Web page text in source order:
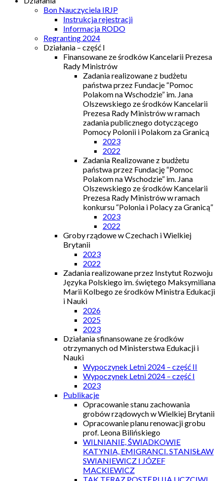
Bon Nauczyciela IRJP
Instrukcja rejestracji
Informacja RODO
Regranting 2024
Działania – część I
Finansowane ze środków Kancelarii Prezesa
Rady Ministrów
Zadania realizowane z budżetu
państwa przez Fundacje “Pomoc
Polakom na Wschodzie” im. Jana
Olszewskiego ze środków Kancelarii
Prezesa Rady Ministrów w ramach
zadania publicznego dotyczącego
Pomocy Polonii i Polakom za Granicą
2023
2022
Zadania Realizowane z budżetu
państwa przez Fundację “Pomoc
Polakom na Wschodzie” im. Jana
Olszewskiego ze środków Kancelarii
Prezesa Rady Ministrów w ramach
konkursu “Polonia i Polacy za Granicą”
2023
2022
Groby rządowe w Czechach i Wielkiej
Brytanii
2023
2022
Zadania realizowane przez Instytut Rozwoju
Języka Polskiego im. świętego Maksymiliana
Marii Kolbego ze środków Ministra Edukacji
i Nauki
2026
2025
2023
Działania sfinansowane ze środków
otrzymanych od Ministerstwa Edukacji i
Nauki
Wypoczynek Letni 2024 – część II
Wypoczynek Letni 2024 – część I
2023
Publikacje
Opracowanie stanu zachowania
grobów rządowych w Wielkiej Brytanii
Opracowanie planu renowacji grobu
prof. Leona Bilińskiego
WILNIANIE, ŚWIADKOWIE
KATYNIA, EMIGRANCI. STANISŁAW
SWIANIEWICZ I JÓZEF
MACKIEWICZ